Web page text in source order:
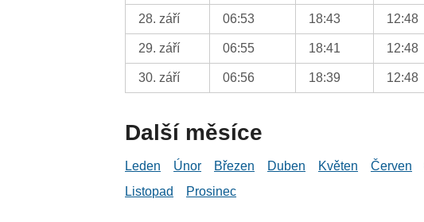
28. září 06:53 18:43 12:48
29. září 06:55 18:41 12:48
30. září 06:56 18:39 12:48
Další měsíce
Leden Únor Březen Duben Květen Červen
Listopad
Prosinec